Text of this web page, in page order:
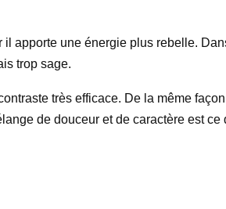
il apporte une énergie plus rebelle.
trop sage.
très efficace. De la même
de douceur et de caractère est